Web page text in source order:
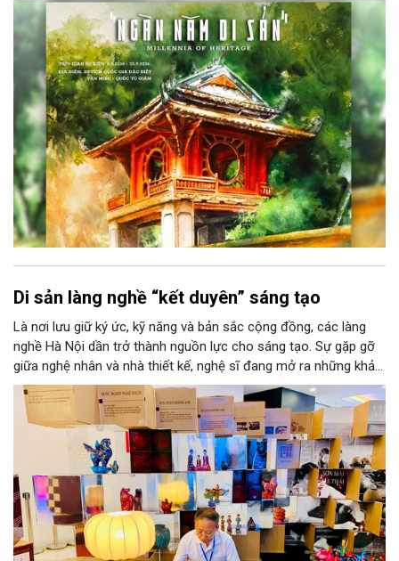
Học, Di tích Quốc gia đặc biệt Văn Miếu – Quốc Tử Giám. Sự
kiện kéo dài đến ngày 25/9/2026 hứa hẹn trở thành điểm đến
văn hóa đầy sức hút, góp phần làm phong phú đời sống nghệ
thuật của Thủ đô trong mùa thu này.
Di sản làng nghề “kết duyên” sáng tạo
Là nơi lưu giữ ký ức, kỹ năng và bản sắc cộng đồng, các làng
nghề Hà Nội dần trở thành nguồn lực cho sáng tạo. Sự gặp gỡ
giữa nghệ nhân và nhà thiết kế, nghệ sĩ đang mở ra những khả
năng phát triển mới cho thủ công đương đại trên nền tảng di
sản. Từ những cuộc “kết duyên” đầy cảm hứng ấy, Hà Nội đang
khơi thông mạch ngầm của hệ sinh thái thủ công, biến vốn cổ
thành động lực bền vững cho tương lai.